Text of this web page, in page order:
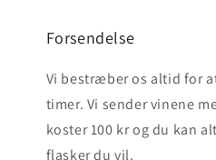
Forsendelse
Vi bestræber os altid for
timer. Vi sender vinene
koster 100 kr og du kan
flasker du vil.